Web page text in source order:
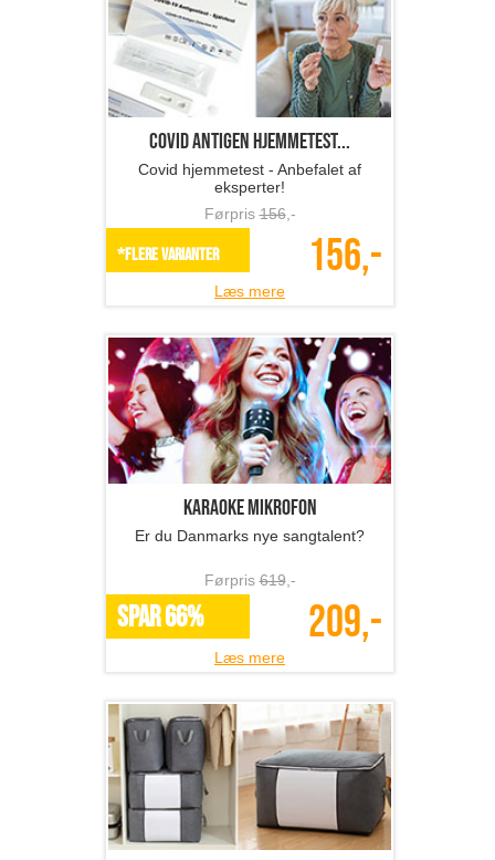
Covid antigen hjemmetest...
Covid hjemmetest - Anbefalet af
eksperter!
Førpris156,-
*Flere varianter 156,-
Læs mere
Karaoke mikrofon
Er du Danmarks nye sangtalent?
Førpris619,-
SPAR 66% 209,-
Læs mere